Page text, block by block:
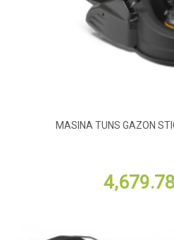
MASINA TUNS GAZON